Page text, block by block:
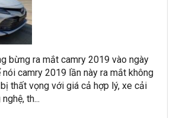
bừng ra mắt camry 2019 vào ngày
camry 2019 lần này ra mắt không
thất vọng với giá cả hợp lý, xe cải
th...